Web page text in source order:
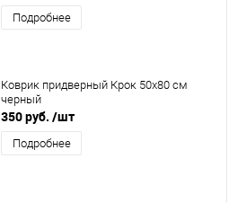
Подробнее
Коврик придверный Крок 50x80 см
черный
350 руб. /шт
Подробнее